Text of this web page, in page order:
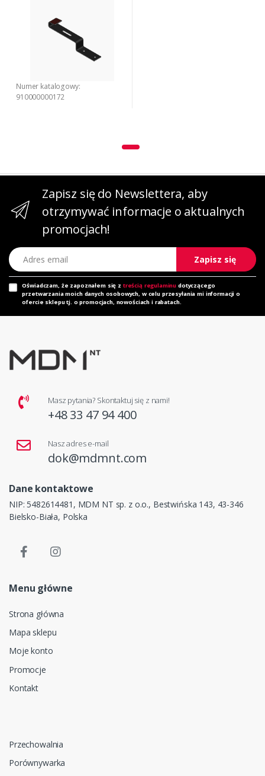
Numer katalogowy:
910000000172
Zapisz się do Newslettera, aby
otrzymywać informacje o aktualnych
promocjach!
Adres email
Zapisz się
Oświadczam, że zapoznałem się z treścią regulaminu dotyczącego
przetwarzania moich danych osobowych, w celu przesyłania mi informacji o
ofercie sklepu tj. o promocjach, nowościach i rabatach.
Masz pytania? Skontaktuj się z nami!
+48 33 47 94 400
Nasz adres e-mail
dok@mdmnt.com
Dane kontaktowe
NIP: 5482614481, MDM NT sp. z o.o., Bestwińska 143, 43-346
Bielsko-Biała, Polska
Menu główne
Strona główna
Mapa sklepu
Moje konto
Promocje
Kontakt
Przechowalnia
Porównywarka